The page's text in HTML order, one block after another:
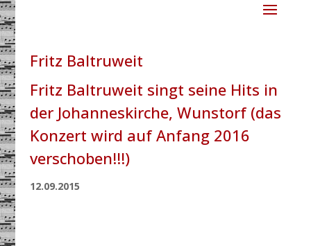
Fritz Baltruweit
Fritz Baltruweit singt seine Hits in
der Johanneskirche, Wunstorf (das
Konzert wird auf Anfang 2016
verschoben!!!)
12.09.2015